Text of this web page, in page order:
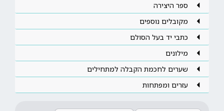
ספר היצירה
מקובלים נוספים
כתבי יד בעל הסולם
מילונים
שערים לחכמת הקבלה למתחילים
עזרים ומפתחות